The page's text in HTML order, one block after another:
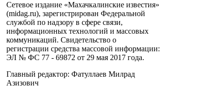
Сетевое издание «Махачкалинские известия»
(midag.ru), зарегистрирован Федеральной
службой по надзору в сфере связи,
информационных технологий и массовых
коммуникаций. Свидетельство о
регистрации средства массовой информации:
ЭЛ № ФС 77 - 69872 от 29 мая 2017 года.
Главный редактор: Фатуллаев Милрад
Азизович